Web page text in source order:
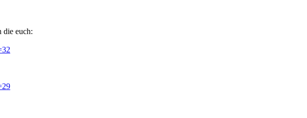
die euch: